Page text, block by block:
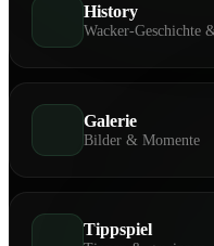
History
Wacker-Geschichte
Galerie
Bilder & Momente
Tippspiel